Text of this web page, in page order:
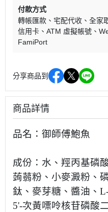
付款方式
轉帳匯款
宅配代收 全家
信用卡
ATM 虛擬帳號
FamiPort
分享商品到
商品詳情
品名：御師傅鮑魚
成份：水、羥丙基磷
蒟蒻粉、小麥澱粉、
鈦、麥芽糖、醬油、
5'-次黃嘌呤核苷磷酸